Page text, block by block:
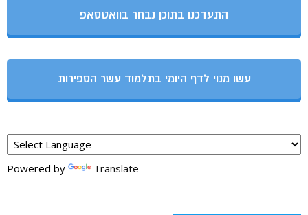
התעדכנו בתוכן נבחר בוואטסאפ
עשו מנוי לדף היומי בתלמוד עשר הספירות
Powered by Translate